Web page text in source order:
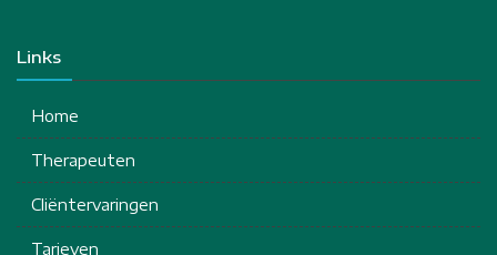
Links
Home
Therapeuten
Cliëntervaringen
Tarieven